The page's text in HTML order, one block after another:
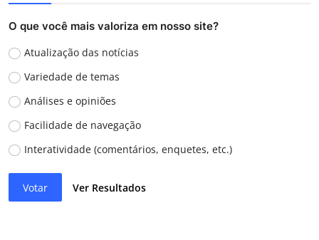
O que você mais valoriza em nosso site?
Atualização das notícias
Variedade de temas
Análises e opiniões
Facilidade de navegação
Interatividade (comentários, enquetes, etc.)
Votar Ver Resultados